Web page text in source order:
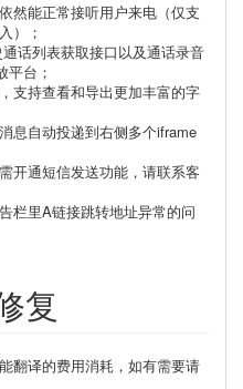
然能正常接听用户来电（仅支
）；
话列表获取接口以及通话录音
平台；
支持查看和导出更加丰富的字
息自动投递到右侧多个iframe
开通短信发送功能，请联系客
栏里A链接跳转地址异常的问
复
翻译的费用消耗，如有需要请